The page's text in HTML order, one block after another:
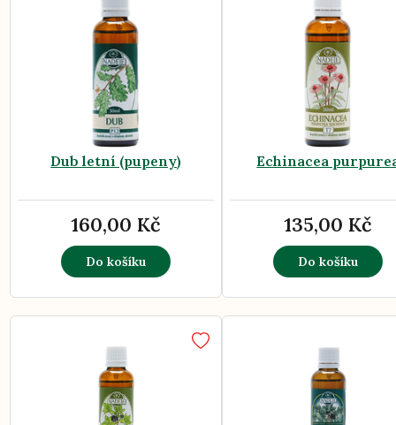
Dub letní (pupeny)
160,00 Kč
Do košíku
Echinacea
135,00 Kč
Do košíku